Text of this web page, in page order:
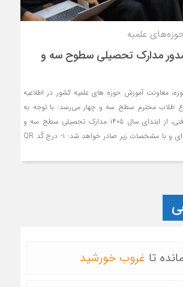
علمیه
مدارک تحصیلی سطوح سه و
معاونت آموزش حوزه های علمیه کشور در اطلاعیه
طلاب محترم سطح سه و چهار می‌رسد: با توجه به
تکمیل زیرساخت‌های فنی، از ابتدای سال ۱۴۰۵ مدارک تحصیلی سطح سه و
چهار به صورت سامانه‌ای و با مشخصات زیر صادر خواهد شد: ۱- درج کُد QR
مانده تا غروب خورشید